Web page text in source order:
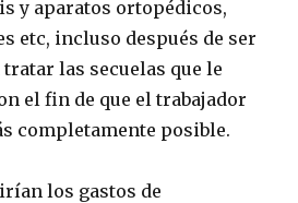
y aparatos ortopédicos,
etc, incluso después de ser
tratar las secuelas que le
el fin de que el trabajador
completamente posible.
los gastos de